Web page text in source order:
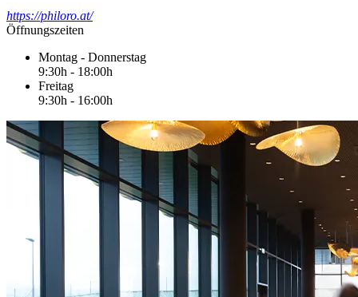
https://philoro.at/
Öffnungszeiten
Montag - Donnerstag
9:30h - 18:00h
Freitag
9:30h - 16:00h